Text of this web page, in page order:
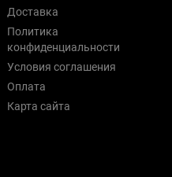
Доставка
Политика
конфиденциальности
Условия соглашения
Оплата
Карта сайта